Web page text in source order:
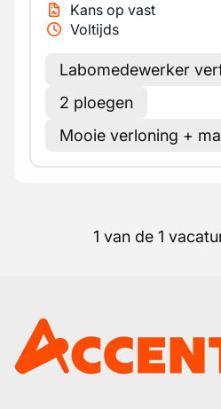
Kans op vast
Voltijds
Labomedewerker
2 ploegen
Mooie verloning +
1 van de 1